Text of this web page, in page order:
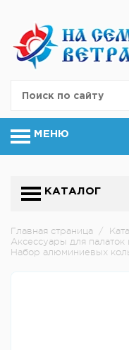
МЕНЮ
КАТАЛОГ
Главная страница /
Аксессуары для палаток
Набор алюминиевых